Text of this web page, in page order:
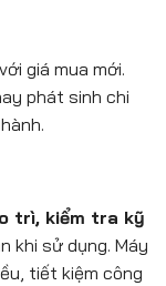
giá mua mới.
phát sinh chi
trì, kiểm tra kỹ
khi sử dụng. Máy
tiết kiệm công